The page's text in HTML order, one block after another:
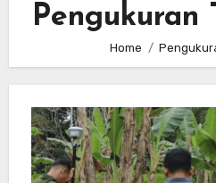
Pengukuran
Home